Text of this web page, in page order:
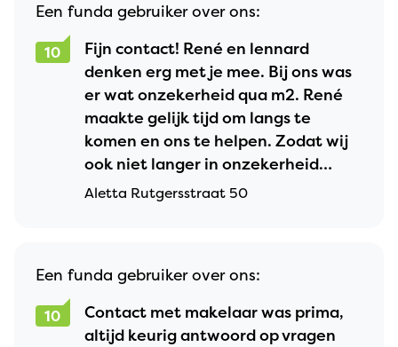
Een funda gebruiker over ons:
10
Fijn contact! René en lennard
denken erg met je mee. Bij ons was
er wat onzekerheid qua m2. René
maakte gelijk tijd om langs te
komen en ons te helpen. Zodat wij
ook niet langer in onzekerheid
zaten. Super fijn! Nogmaals, super
Aletta Rutgersstraat 50
Een funda gebruiker over ons:
10
Contact met makelaar was prima,
altijd keurig antwoord op vragen